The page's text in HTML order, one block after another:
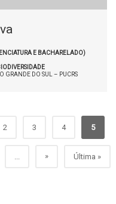
E BACHARELADO)
GRANDE DO SUL – PUCRS
2 3 4 5
... » Última »